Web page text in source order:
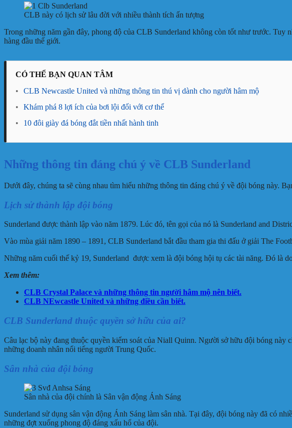
CLB này có lịch sử lâu đời với nhiều thành tích ấn tượng
Trong những năm gần đây, phong độ của CLB Sunderland không còn tốt như trước.
hàng đầu thế giới.
CÓ THỂ BẠN QUAN TÂM
•
CLB Newcastle United và những thông tin thú vị dành cho người hâm mộ
•
Khám phá 8 lợi ích của bơi lội đối với cơ thể
•
10 đôi giày đá bóng đắt tiền nhất hành tinh
Những thông tin đáng chú ý về CLB Sunderland
Dưới đây, chúng ta sẽ cùng nhau tìm hiểu những thông tin đáng chú ý về đội bóng này.
Lịch sử thành lập đội bóng
Sunderland được thành lập vào năm 1879. Lúc đó, tên gọi của nó là Sunderland and
Vào mùa giải năm 1890 – 1891, CLB Sunderland bắt đầu tham gia thi đấu ở giải The
Những năm cuối thế kỷ 19, Sunderland được xem là đội bóng hội tụ các tài năng. Đó là
Xem thêm:
CLB Crystal Palace và những thông tin người hâm mộ nên biết.
CLB NEwcastle United và những điều cần biết.
CLB Sunderland thuộc quyền sở hữu của ai?
Câu lạc bộ này đang thuộc quyền kiểm soát của Niall Quinn. Người sở hữu đội bóng
những doanh nhân nổi tiếng người Trung Quốc.
Sân nhà của đội bóng
Sân nhà của đội chính là Sân vận động Ánh Sáng
Sunderland sử dụng sân vận động Ánh Sáng làm sân nhà. Tại đây, đội bóng này đã có
những đợt xuống phong độ đáng xấu hổ của đội.